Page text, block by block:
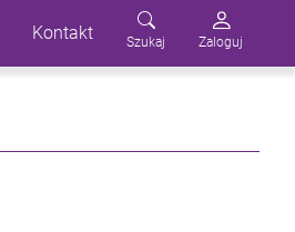
Kontakt Szukaj Zaloguj